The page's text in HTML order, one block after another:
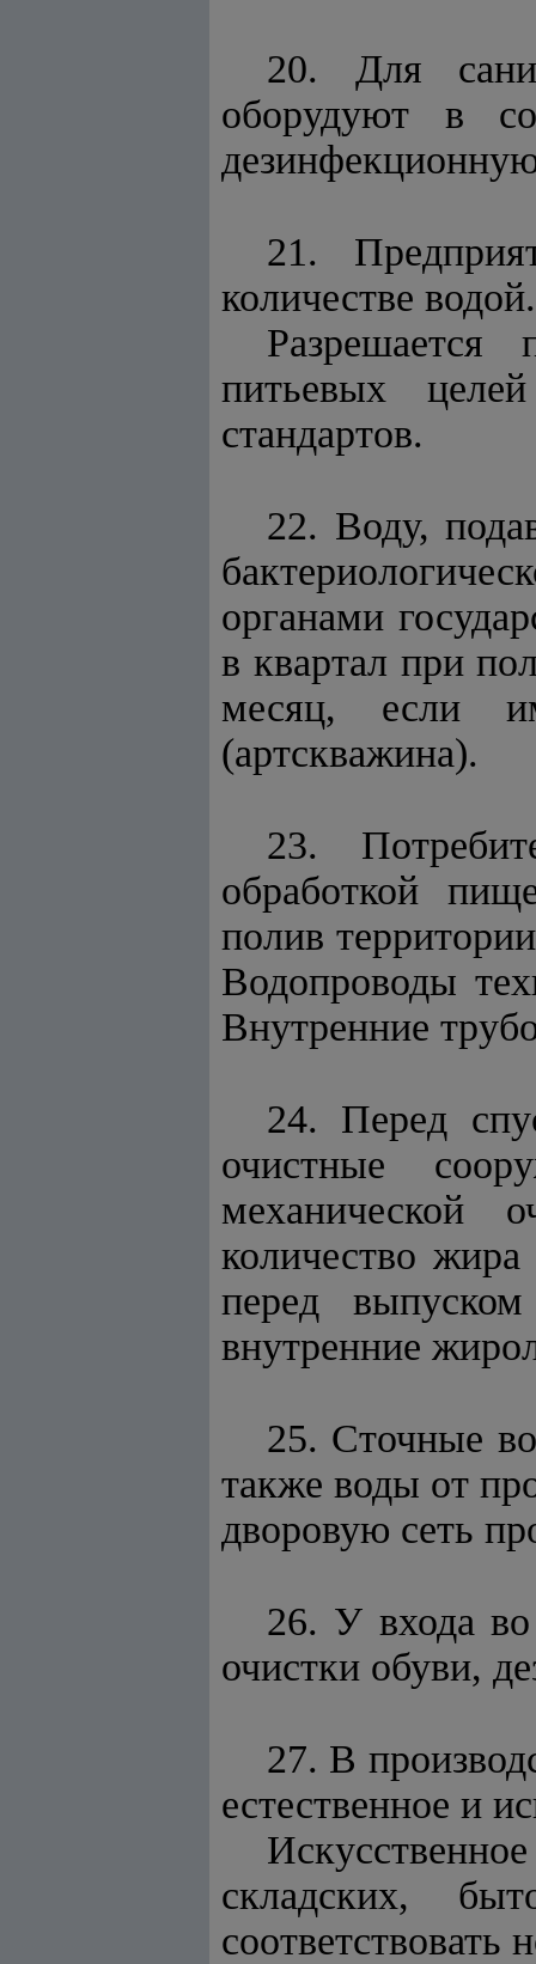
20. Для
оборудуют в
21.
количестве водой.
питьевых
стандартов.
22. Воду,
органами
в квартал при
месяц, если
(артскважина).
23.
обработкой
полив
Водопроводы
Внутренние
24. Перед
очистные
механической
количество
перед
внутренние
25. Сточные
также воды от
дворовую сеть
26. У входа во
очистки обуви,
27. В
естественное и
складских,